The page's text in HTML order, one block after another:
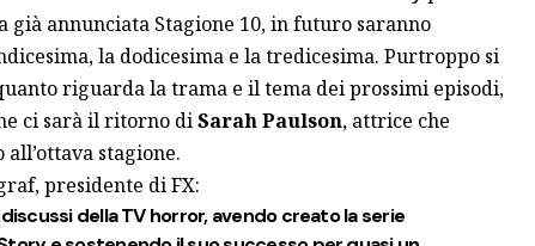
annunciata Stagione 10, in futuro saranno
la dodicesima e la tredicesima. Purtroppo si
riguarda la trama e il tema dei prossimi episodi,
ci sarà il ritorno diSarah Paulson, attrice che
stagione.
presidente di FX:
della TV horror, avendo creato la serie